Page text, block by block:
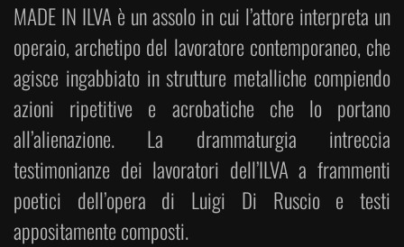
MADE IN ILVA è un assolo in cui l’attore interpreta un
operaio, archetipo del lavoratore contemporaneo, che
agisce ingabbiato in strutture metalliche compiendo
azioni ripetitive e acrobatiche che lo portano
all’alienazione. La drammaturgia intreccia
testimonianze dei lavoratori dell’ILVA a frammenti
poetici dell’opera di Luigi Di Ruscio e testi
appositamente composti.